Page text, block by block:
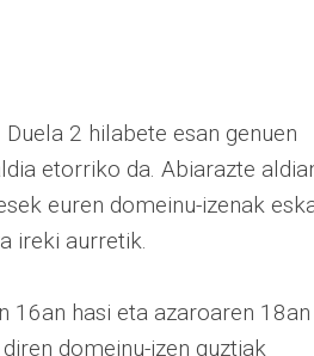
2 hilabete esan genuen
etorriko da. Abiarazte
euren domeinu-izenak
ireki aurretik.
16an hasi eta azaroaren 18an
domeinu-izen guztiak